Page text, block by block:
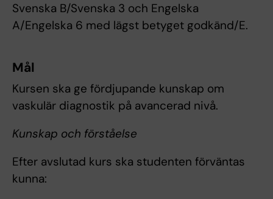
Svenska B/Svenska 3 och Engelska
A/Engelska 6 med lägst betyget godkänd/E.
Mål
Kursen ska ge fördjupande kunskap om
vaskulär diagnostik på avancerad nivå.
Kunskap och förståelse
Efter avslutad kurs ska studenten förväntas
kunna: